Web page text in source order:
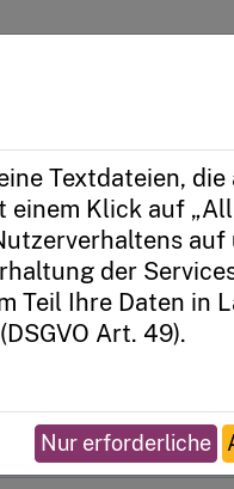
Seminaren,
Sie sich die
Textdateien,
Klick auf
auf
der
Teil Ihre Daten in
Art. 49).
Nur erforderliche